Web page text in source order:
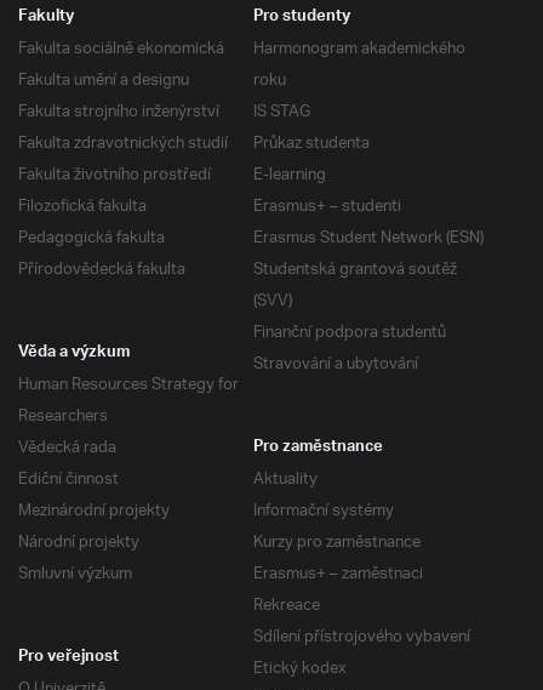
Fakulty
Fakulta sociálně ekonomická
Fakulta umění a designu
Fakulta strojního inženýrství
Fakulta zdravotnických studií
Fakulta životního prostředí
Filozofická fakulta
Pedagogická fakulta
Přírodovědecká fakulta
Pro studenty
Harmonogram akademického
roku
IS STAG
Průkaz studenta
E-learning
Erasmus+ – studenti
Erasmus Student Network (ESN)
Studentská grantová soutěž
(SVV)
Finanční podpora studentů
Stravování a ubytování
Věda a výzkum
Human Resources Strategy for
Researchers
Vědecká rada
Ediční činnost
Mezinárodní projekty
Národní projekty
Smluvní výzkum
Pro zaměstnance
Aktuality
Informační systémy
Kurzy pro zaměstnance
Erasmus+ – zaměstnaci
Rekreace
Sdílení přístrojového vybavení
Etický kodex
Pro veřejnost